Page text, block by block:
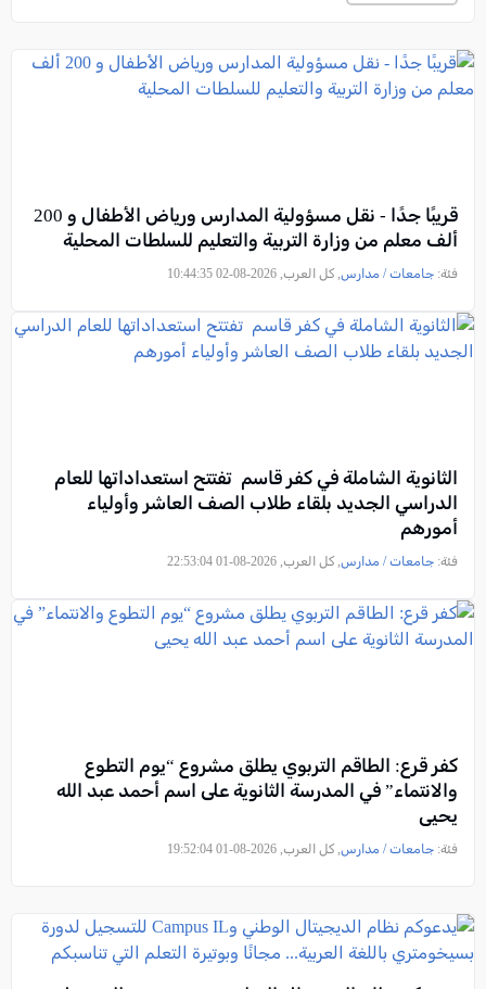
قريبًا جدًا - نقل مسؤولية المدارس ورياض الأطفال و 200
ألف معلم من وزارة التربية والتعليم للسلطات المحلية
فئة: جامعات / مدارس , كل العرب, 2026-08-02 10:44:35
الثانوية الشاملة في كفر قاسم تفتتح استعداداتها للعام
الدراسي الجديد بلقاء طلاب الصف العاشر وأولياء
أمورهم
فئة: جامعات / مدارس , كل العرب, 2026-08-01 22:53:04
كفر قرع: الطاقم التربوي يطلق مشروع “يوم التطوع
والانتماء” في المدرسة الثانوية على اسم أحمد عبد الله
يحيى
فئة: جامعات / مدارس , كل العرب, 2026-08-01 19:52:04